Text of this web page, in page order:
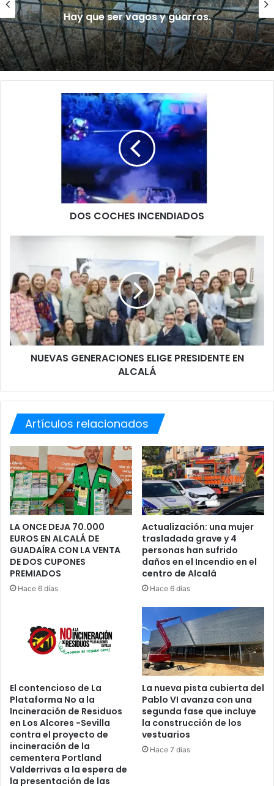
Hay que ser vagos y guarros.
D
I
A
D
O
S
DOS COCHES INCENDIADOS
V
A
S
G
E
N
O
N
E
S
E
L
I
G
E
P
R
E
S
I
A
L
C
A
L
Á
NUEVAS GENERACIONES ELIGE PRESIDENTE EN
ALCALÁ
Artículos relacionados
LA ONCE DEJA 70.000
EUROS EN ALCALÁ DE
GUADAÍRA CON LA VENTA
DE DOS CUPONES
PREMIADOS
Hace 6 días
Actualización: una mujer
trasladada grave y 4
personas han sufrido
daños en el Incendio en el
centro de Alcalá
Hace 6 días
El contencioso de La
Plataforma No a la
Incineración de Residuos
en Los Alcores -Sevilla
contra el proyecto de
incineración de la
cementera Portland
Valderrivas a la espera de
la presentación de las
La nueva pista cubierta del
Pablo VI avanza con una
segunda fase que incluye
la construcción de los
vestuarios
Hace 7 días